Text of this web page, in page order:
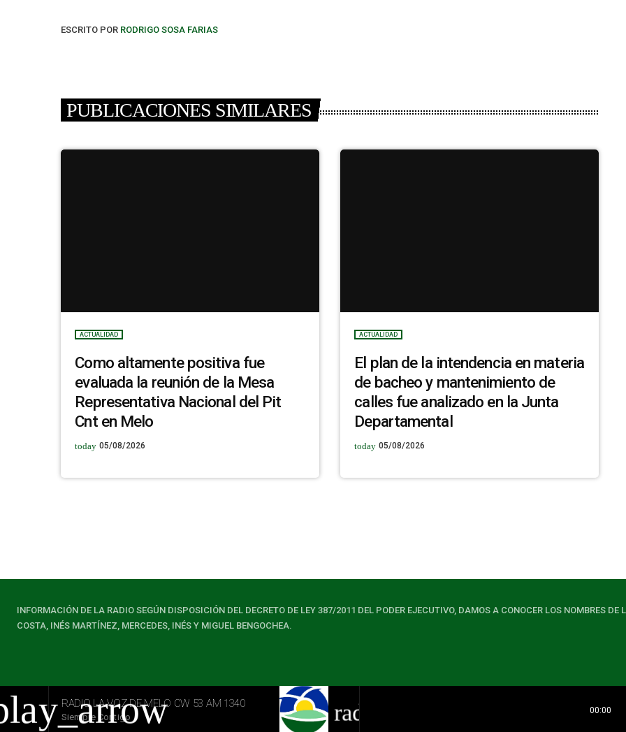
RADIO LA VOZ DE MELO CW 53 AM 1340
Siempre Contigo radio 00:00
ESCRITO POR RODRIGO SOSA FARIAS
PUBLICACIONES SIMILARES
ACTUALIDAD
Como altamente positiva fue
evaluada la reunión de la Mesa
Representativa Nacional del Pit
Cnt en Melo
today 05/08/2026
ACTUALIDAD
El plan de la intendencia en materia
de bacheo y mantenimiento de
calles fue analizado en la Junta
Departamental
today 05/08/2026
INFORMACIÓN DE LA RADIO SEGÚN DISPOSICIÓN DEL DECRETO DE LEY 387/2011 DEL PODER EJECUTIVO, DAMOS A CONOCER LOS NOMBRES
COSTA, INÉS MARTÍNEZ, MERCEDES, INÉS Y MIGUEL BENGOCHEA.